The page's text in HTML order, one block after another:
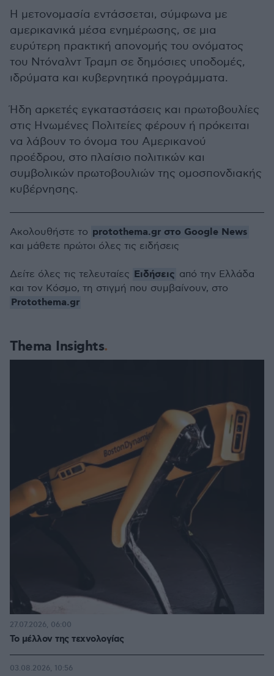
Η μετονομασία εντάσσεται, σύμφωνα με
αμερικανικά μέσα ενημέρωσης, σε μια
ευρύτερη πρακτική απονομής του ονόματος
του Ντόναλντ Τραμπ σε δημόσιες υποδομές,
ιδρύματα και κυβερνητικά προγράμματα.
Ήδη αρκετές εγκαταστάσεις και πρωτοβουλίες
στις Ηνωμένες Πολιτείες φέρουν ή πρόκειται
να λάβουν το όνομα του Αμερικανού
προέδρου, στο πλαίσιο πολιτικών και
συμβολικών πρωτοβουλιών της ομοσπονδιακής
κυβέρνησης.
Thema Insights
Το μέλλον της τεχνολογίας
27.07.2026, 06:00
03.08.2026, 10:56
Ακολουθήστε το protothema.gr στο Google News
και μάθετε πρώτοι όλες τις ειδήσεις
Δείτε όλες τις τελευταίες Ειδήσεις από την Ελλάδα
και τον Κόσμο, τη στιγμή που συμβαίνουν, στο
Protothema.gr